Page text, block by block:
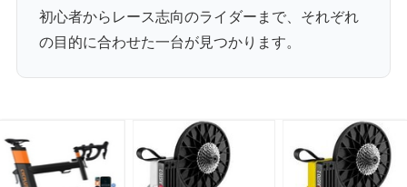
初心者からレース志向のライダーまで、それぞれ
の目的に合わせた一台が見つかります。